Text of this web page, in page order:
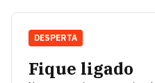
Fique ligado
DESPERTA